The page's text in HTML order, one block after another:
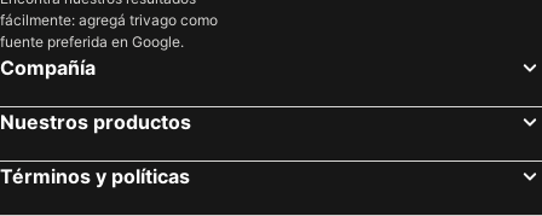
Hoteles en Lanzarote
Hoteles en Curazao
fácilmente: agregá trivago como
fuente preferida en Google.
Compañía
Nuestros productos
Términos y políticas